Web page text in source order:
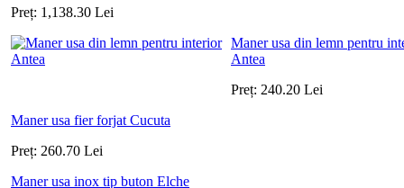
Preț: 1,138.30 Lei
Maner usa din lemn pentru
Antea
Preț: 240.20 Lei
Maner usa fier forjat Cucuta
Preț: 260.70 Lei
Maner usa inox tip buton Elche